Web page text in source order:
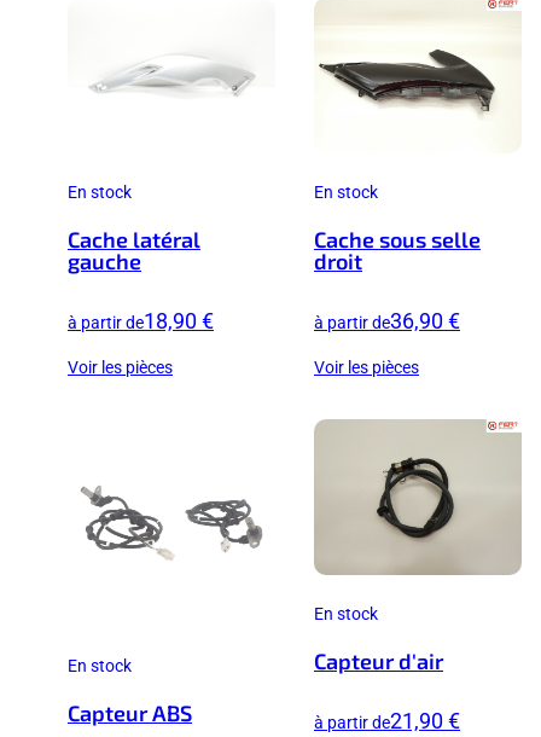
En stock
Cache latéral
gauche
à partir de18,90 €
Voir les pièces
En stock
Cache sous selle
droit
à partir de36,90 €
Voir les pièces
En stock
Capteur ABS
En stock
Capteur d'air
à partir de21,90 €